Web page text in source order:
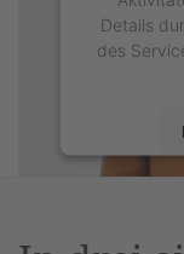
Details
des